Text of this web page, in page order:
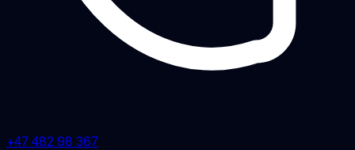
+47 482 98 367